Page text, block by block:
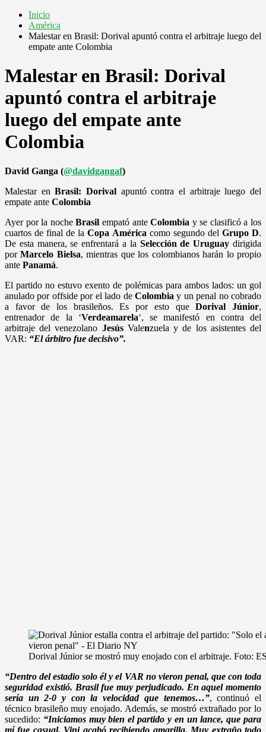
Inicio
América
Malestar en Brasil: Dorival apuntó contra el arbitraje luego del
empate ante Colombia
Malestar en Brasil: Dorival
apuntó contra el arbitraje
luego del empate ante
Colombia
David Ganga (@davidgangaf)
Malestar enBrasil: Dorival apuntó contra el arbitraje luego del
empate ante Colombia
Ayer por la nocheBrasil empató anteColombia y se clasificó a los
cuartos de final de la Copa América como segundo del Grupo D.
De esta manera, se enfrentará a la Selección de Uruguay dirigida
porMarcelo Bielsa, mientras que los colombianos harán lo propio
ante Panamá.
El partido no estuvo exento de polémicas para ambos lados: un gol
anulado por offside por el lado de Colombia y un penal no cobrado
a favor de los brasileños. Es por esto queDorival Júnior,
entrenador de la ‘Verdeamarela‘, se manifestó en contra del
arbitraje del venezolano JesúsValenzuela y de los asistentes del
VAR: “El árbitro fue decisivo”.
Dorival Júnior se mostró muy enojado con el arbitraje. Foto:
“Dentro del estadio solo él y el VAR no vieron penal, que con toda
seguridad existió. Brasil fue muy perjudicado. En aquel momento
sería un 2-0 y con la velocidad que tenemos…”, continuó el
técnico brasileño muy enojado. Además, se mostró extrañado por lo
sucedido: “Iniciamos muy bien el partido y en un lance, que para
mí fue casual, Vini acabó recibiendo amarilla. Muy extraño todo